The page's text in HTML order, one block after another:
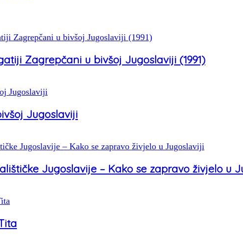
Zagrepčani u bivšoj Jugoslaviji (1991)
Jugoslaviji
Jugoslavije – Kako se zapravo živjelo u